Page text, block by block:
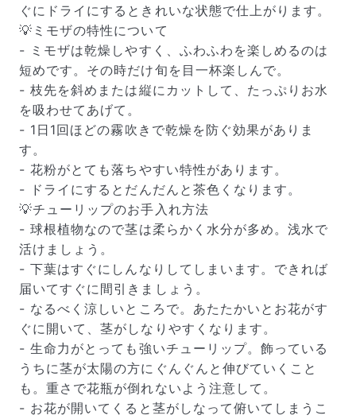
届いたお花に元気がなかったら？
もし届いたお花に「枯れている」「折れている」などの
不備があった場合は、些細なことでもお気軽にサポート
までご連絡ください。ご返金にて補償いたします。
ぐにドライにするときれいな状態で仕上がります。
💡ミモザの特性について
- ミモザは乾燥しやすく、ふわふわを楽しめるのは
短めです。その時だけ旬を目一杯楽しんで。
- 枝先を斜めまたは縦にカットして、たっぷりお水
を吸わせてあげて。
- 1日1回ほどの霧吹きで乾燥を防ぐ効果がありま
す。
- 花粉がとても落ちやすい特性があります。
- ドライにするとだんだんと茶色くなります。
💡チューリップのお手入れ方法
- 球根植物なので茎は柔らかく水分が多め。浅水で
活けましょう。
- 下葉はすぐにしんなりしてしまいます。できれば
届いてすぐに間引きましょう。
- なるべく涼しいところで。あたたかいとお花がす
ぐに開いて、茎がしなりやすくなります。
- 生命力がとっても強いチューリップ。飾っている
うちに茎が太陽の方にぐんぐんと伸びていくこと
も。重さで花瓶が倒れないよう注意して。
- お花が開いてくると茎がしなって俯いてしまうこ